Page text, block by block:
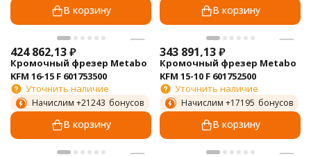
В корзину В корзину
424 862,13₽
Кромочный фрезер Metabo
KFM 16-15 F 601753500
Уточнить наличие
Начислим +21243 бонусов
В корзину
343 891,13₽
Кромочный фрезер Metabo
KFM 15-10 F 601752500
Уточнить наличие
Начислим +17195 бонусов
В корзину